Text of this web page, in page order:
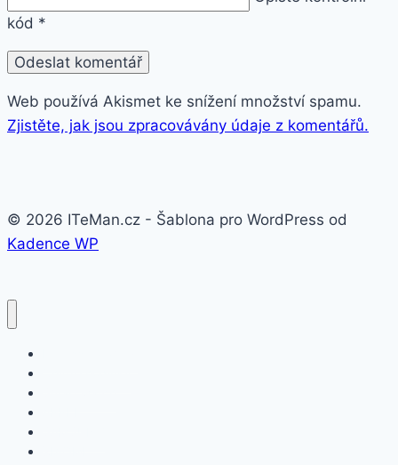
kód *
Web používá Akismet ke snížení množství spamu.
Zjistěte, jak jsou zpracovávány údaje z komentářů.
© 2026 ITeMan.cz - Šablona pro WordPress od
Kadence WP